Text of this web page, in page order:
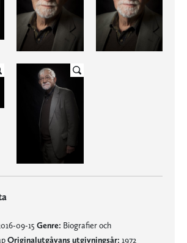
09-15 Genre: Biografier och
Originalutgåvans utgivningsår: 1972